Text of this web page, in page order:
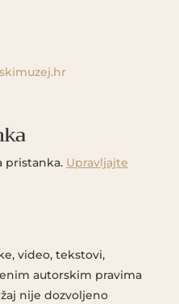
pristanka. Upravljajte
video, tekstovi,
autorskim pravima
nije dozvoljeno